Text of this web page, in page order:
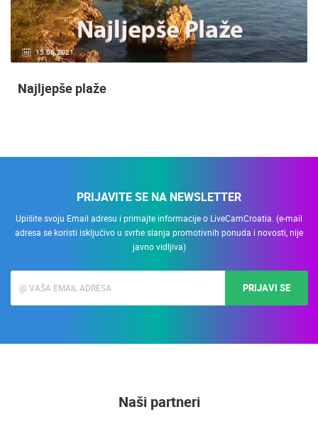
15.06.2021.
Najljepše plaže
PRIJAVITE SE NA NEWSLETTER
Upišite svoju Email adresu i primajte informacije o LiveCamCroatia. (e-mail
adresa se koristi isključivo u svrhe slanja promotivnih ponuda i novosti, nije
javno vidljiva)
PRIJAVI SE
Naši partneri